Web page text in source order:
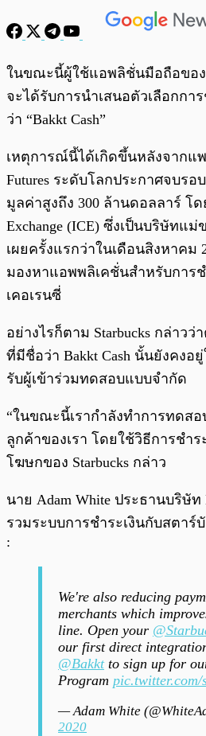
พร้อมเล่น
ในขณะนี้ผู้ใช้แอพลิชั่นมือถือของ
จะได้รับการนำเสนอตัวเลือกกา
ว่า “Bakkt Cash”
เหตุการณ์นี้ได้เกิดขึ้นหลังจากแ
Futures ระดับโลกประกาศจบรอ
มูลค่าสูงถึง 300 ล้านดอลลาร์ โด
Exchange (ICE) ซึ่งเป็นบริษัทแม่
เผยครั้งแรกว่าในเดือนสิงหาคม
มองหาแอพพลิเคชั่นสำหรับการ
เคอเรนซี่
อย่างไรก็ตาม Starbucks กล่าวว่
ที่มีชื่อว่า Bakkt Cash นั้นยังคงอ
รับผู้เข้าร่วมทดสอบแบบจำกัด
“ในขณะนี้เรากำลังทำการทดส
ลูกค้าของเรา โดยใช้วิธีการชำร
โฆษกของ Starbucks กล่าว
นาย Adam White ประธานบริษัท
รวมระบบการชำระเงินกับสตาร์
:
We're also reducing
merchants which
line. Open your
our first direct
@Bakktto sign up for
Program pic.twitter.com/
— Adam White
2020